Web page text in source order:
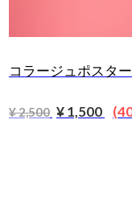
コラージュポスター
¥ 2,500 ¥ 1,500